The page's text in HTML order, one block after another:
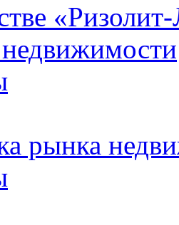
рынка